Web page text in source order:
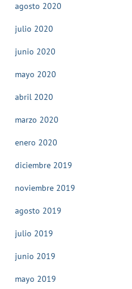
agosto 2020
julio 2020
junio 2020
mayo 2020
abril 2020
marzo 2020
enero 2020
diciembre 2019
noviembre 2019
agosto 2019
julio 2019
junio 2019
mayo 2019